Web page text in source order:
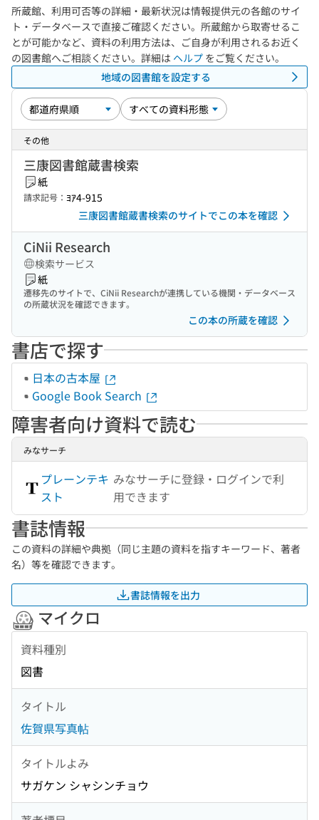
所蔵館、利用可否等の詳細・最新状況は情報提供元の各館のサイ
ト・データベースで直接ご確認ください。所蔵館から取寄せるこ
とが可能かなど、資料の利用方法は、ご自身が利用されるお近く
の図書館へご相談ください。詳細は ヘルプ をご覧ください。
地域の図書館を設定する
その他
三康図書館蔵書検索
紙
請求記号： ﾖｱ4-915
三康図書館蔵書検索のサイトでこの本を確認
CiNii Research
検索サービス
紙
遷移先のサイトで、CiNii Researchが連携している機関・データベース
の所蔵状況を確認できます。
この本の所蔵を確認
書店で探す
日本の古本屋
Google Book Search
障害者向け資料で読む
みなサーチ
プレーンテキ
スト
みなサーチに登録・ログインで利
用できます
書誌情報
この資料の詳細や典拠（同じ主題の資料を指すキーワード、著者
名）等を確認できます。
書誌情報を出力
マイクロ
資料種別
図書
タイトル
佐賀県写真帖
タイトルよみ
サガケン シャシンチョウ